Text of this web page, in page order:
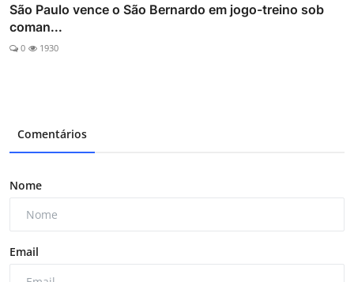
São Paulo vence o São Bernardo em jogo-treino sob
coman...
0 1930
Comentários
Nome
Email